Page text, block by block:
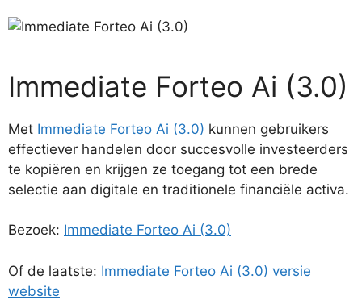
Immediate Forteo Ai (3.0)
Met Immediate Forteo Ai (3.0) kunnen gebruikers
effectiever handelen door succesvolle investeerders
te kopiëren en krijgen ze toegang tot een brede
selectie aan digitale en traditionele financiële activa.
Bezoek: Immediate Forteo Ai (3.0)
Of de laatste: Immediate Forteo Ai (3.0) versie
website